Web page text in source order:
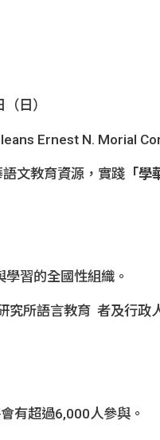
日）
Ernest N. Morial
文教育資源，實踐 「
習的全國性組織。
究所語言教育 者及行政
有超過6,000人參與。